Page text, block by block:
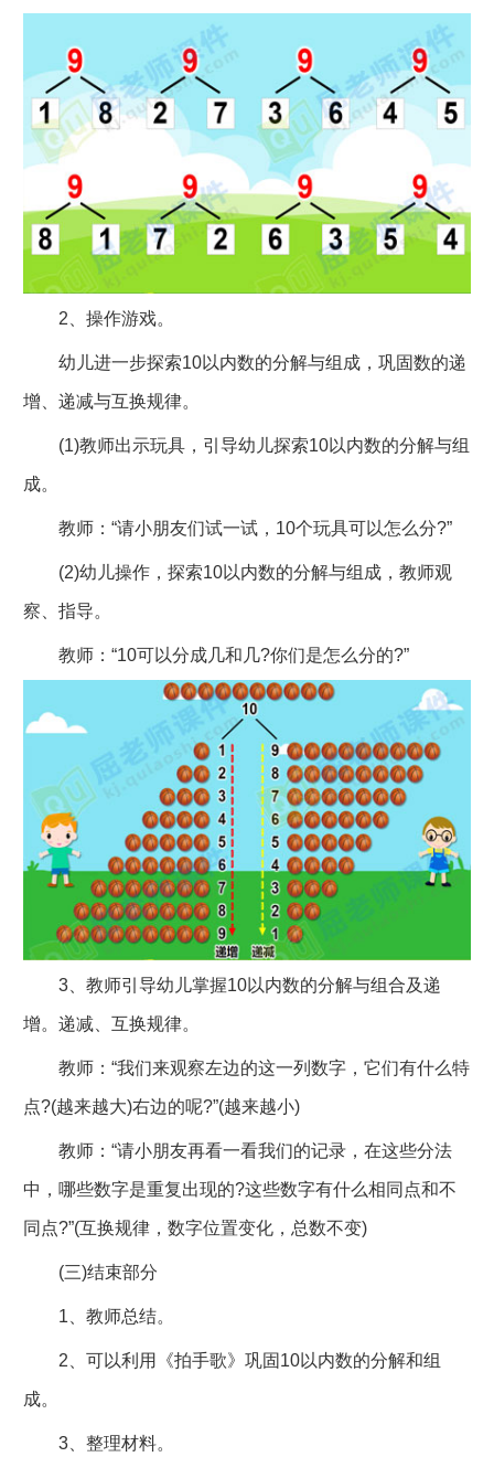
2、操作游戏。
幼儿进一步探索10以内数的分解与组成，巩固数的递
增、递减与互换规律。
(1)教师出示玩具，引导幼儿探索10以内数的分解与组
成。
教师：“请小朋友们试一试，10个玩具可以怎么分?”
(2)幼儿操作，探索10以内数的分解与组成，教师观
察、指导。
教师：“10可以分成几和几?你们是怎么分的?”
3、教师引导幼儿掌握10以内数的分解与组合及递
增。递减、互换规律。
教师：“我们来观察左边的这一列数字，它们有什么特
点?(越来越大)右边的呢?”(越来越小)
教师：“请小朋友再看一看我们的记录，在这些分法
中，哪些数字是重复出现的?这些数字有什么相同点和不
同点?”(互换规律，数字位置变化，总数不变)
(三)结束部分
1、教师总结。
2、可以利用《拍手歌》巩固10以内数的分解和组
成。
3、整理材料。